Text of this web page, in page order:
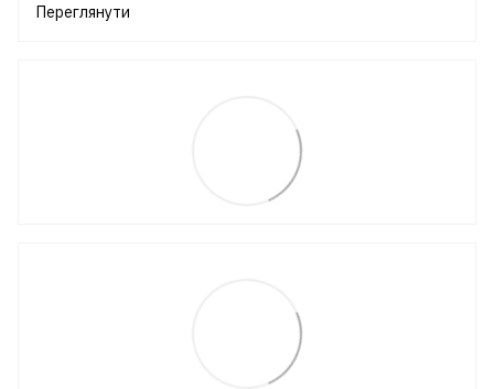
Переглянути